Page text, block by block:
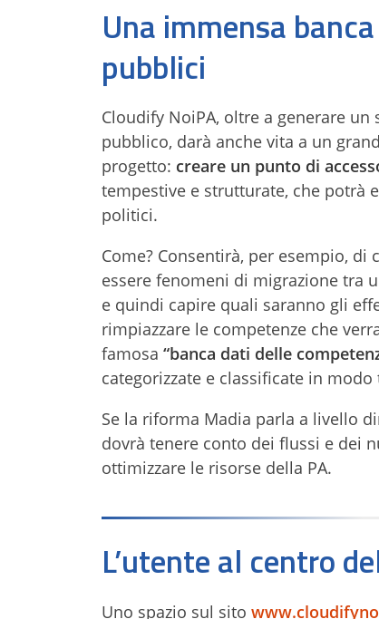
Una immensa
pubblici
Cloudify NoiPA, oltre a generare
pubblico, darà anche vita a un
progetto: creare un punto di
tempestive e strutturate, che potrà
politici.
Come? Consentirà, per esempio, di
essere fenomeni di migrazione tra
e quindi capire quali saranno gli
rimpiazzare le competenze che
famosa “banca dati delle
categorizzate e classificate in
Se la riforma Madia parla a livello
dovrà tenere conto dei flussi e dei
ottimizzare le risorse della PA.
L’utente al centro
Uno spazio sul sito